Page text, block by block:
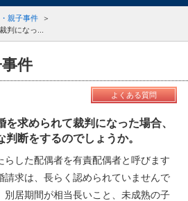
親子事件
判になっ...
件
よくある質問
求められて裁判になった場合、
断をするのでしょうか。
らした配偶者を有責配偶者と呼びます
請求は、長らく認められていませんで
別居期間が相当長いこと、未成熟の子